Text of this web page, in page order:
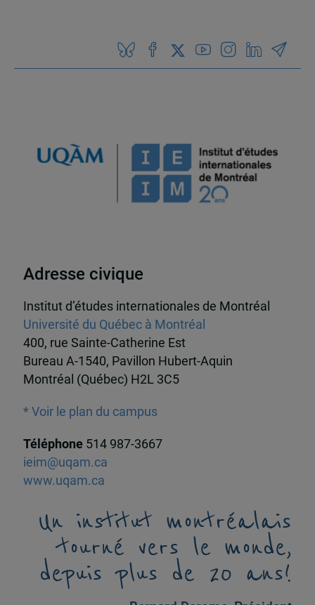
Adresse civique
Institut d’études internationales de Montréal
Université du Québec à Montréal
400, rue Sainte-Catherine Est
Bureau A-1540, Pavillon Hubert-Aquin
Montréal (Québec) H2L 3C5
* Voir le plan du campus
Téléphone 514 987-3667
ieim@uqam.ca
www.uqam.ca
Un institut montréalais
tourné vers le monde,
depuis plus de 20 ans!